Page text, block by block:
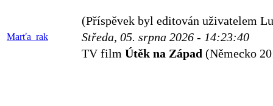
(Příspěvek byl editován uživatelem
Marťa_rak Středa, 05. srpna 2026 - 14:23:40
TV film Útěk na Západ (Německo